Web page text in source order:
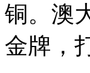
铜。澳
金牌，